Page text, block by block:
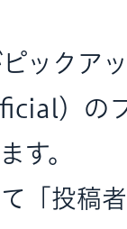
ックア
）の
す。
「投稿